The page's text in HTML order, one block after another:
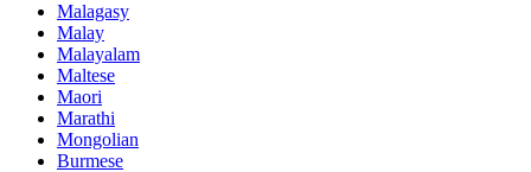
Malagasy
Malay
Malayalam
Maltese
Maori
Marathi
Mongolian
Burmese